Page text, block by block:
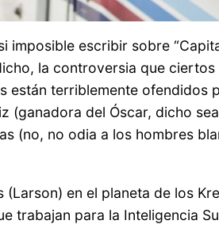
imposible escribir sobre
la controversia que
terriblemente
del Óscar, dicho
(no, no odia a los hombres
(Larson) en el planeta de los
trabajan para la Inteligencia